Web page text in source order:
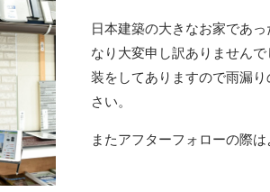
日本建築の大きなお家であ
なり大変申し訳ありません
装をしてありますので雨漏
さい。
またアフターフォローの際